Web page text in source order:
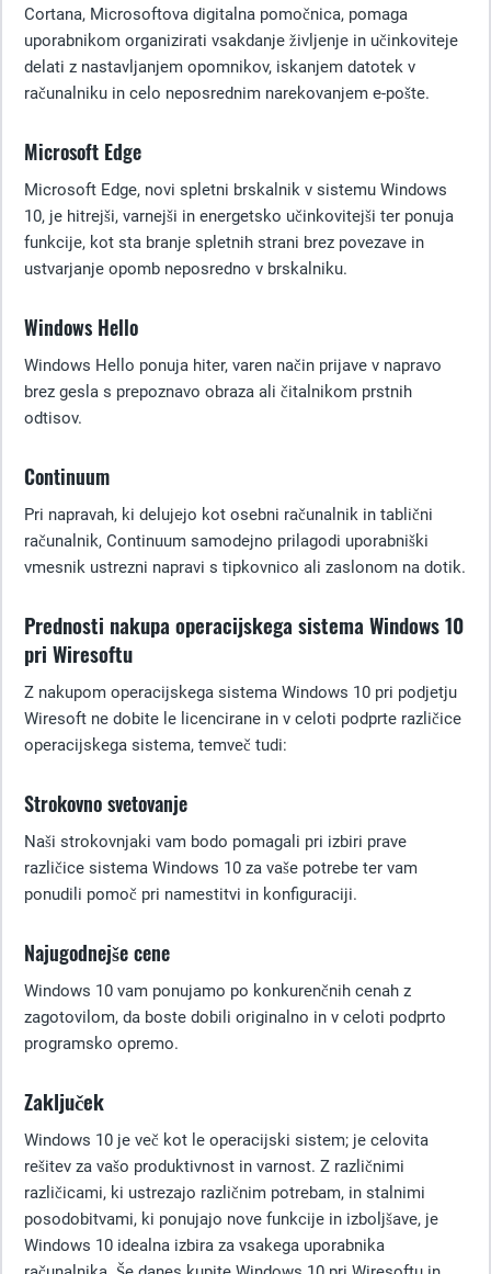
Cortana, Microsoftova digitalna pomočnica, pomaga
uporabnikom organizirati vsakdanje življenje in učinkoviteje
delati z nastavljanjem opomnikov, iskanjem datotek v
računalniku in celo neposrednim narekovanjem e-pošte.
Microsoft Edge
Microsoft Edge, novi spletni brskalnik v sistemu Windows
10, je hitrejši, varnejši in energetsko učinkovitejši ter ponuja
funkcije, kot sta branje spletnih strani brez povezave in
ustvarjanje opomb neposredno v brskalniku.
Windows Hello
Windows Hello ponuja hiter, varen način prijave v napravo
brez gesla s prepoznavo obraza ali čitalnikom prstnih
odtisov.
Continuum
Pri napravah, ki delujejo kot osebni računalnik in tablični
računalnik, Continuum samodejno prilagodi uporabniški
vmesnik ustrezni napravi s tipkovnico ali zaslonom na dotik.
Prednosti nakupa operacijskega sistema Windows 10
pri Wiresoftu
Z nakupom operacijskega sistema Windows 10 pri podjetju
Wiresoft ne dobite le licencirane in v celoti podprte različice
operacijskega sistema, temveč tudi:
Strokovno svetovanje
Naši strokovnjaki vam bodo pomagali pri izbiri prave
različice sistema Windows 10 za vaše potrebe ter vam
ponudili pomoč pri namestitvi in konfiguraciji.
Najugodnejše cene
Windows 10 vam ponujamo po konkurenčnih cenah z
zagotovilom, da boste dobili originalno in v celoti podprto
programsko opremo.
Zaključek
Windows 10 je več kot le operacijski sistem; je celovita
rešitev za vašo produktivnost in varnost. Z različnimi
različicami, ki ustrezajo različnim potrebam, in stalnimi
posodobitvami, ki ponujajo nove funkcije in izboljšave, je
Windows 10 idealna izbira za vsakega uporabnika